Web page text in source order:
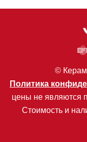
©
Политика
цены не являются
Стоимость и